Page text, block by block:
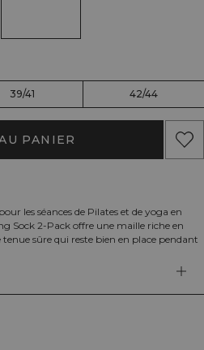
39/41 42/44
PANIER
les séances de Pilates et de yoga en
Sock 2-Pack offre une maille riche en
sûre qui reste bien en place pendant
que les fibres de polypropylène favorisent
Le profil bas se fait discret sur le tapis
paires par pack. 64% coton, 12%